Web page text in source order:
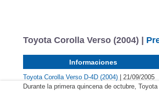
Toyota Corolla Verso (2004) |
Informaciones
Toyota Corolla Verso D-4D (2004) | 21/09/2005
Durante la primera quincena de octubre, Toyota